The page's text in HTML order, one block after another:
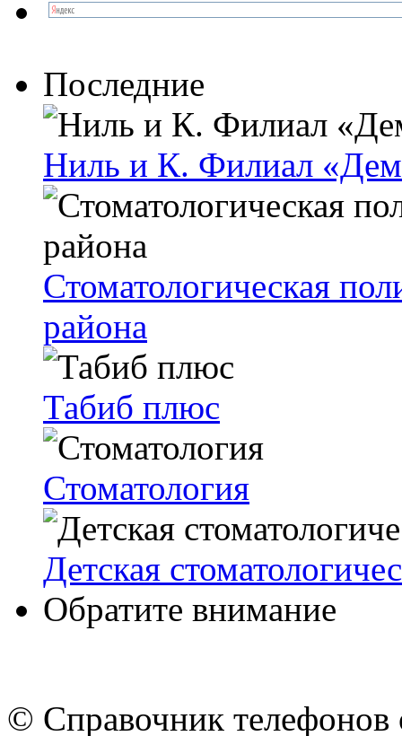
Последние
Ниль и К. Филиал
Стоматологическая
района
Табиб плюс
Стоматология
Детская
Обратите внимание
© Cправочник телефонов